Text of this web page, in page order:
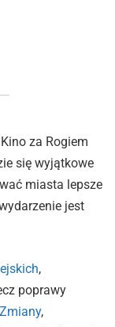
za Rogiem
się wyjątkowe
miasta lepsze
jest
,
poprawy
,